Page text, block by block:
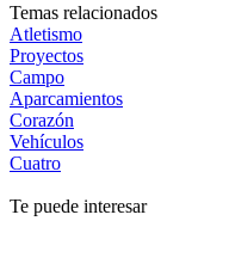
Temas relacionados
Atletismo
Proyectos
Campo
Aparcamientos
Corazón
Vehículos
Cuatro
Te puede interesar